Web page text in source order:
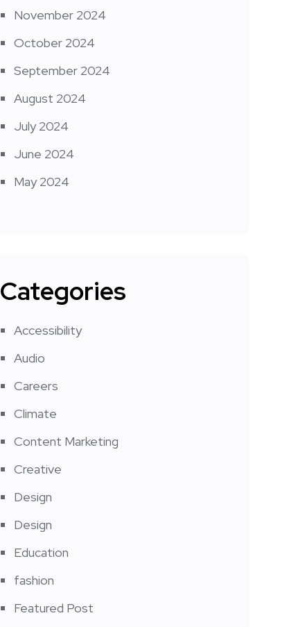
November 2024
October 2024
September 2024
August 2024
July 2024
June 2024
May 2024
Categories
Accessibility
Audio
Careers
Climate
Content Marketing
Creative
Design
Design
Education
fashion
Featured Post